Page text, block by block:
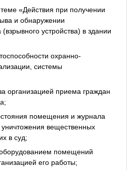
«Действия при получении
и обнаружении
устройства) в здании
охранно-
системы
организацией приема граждан
помещения и журнала
вещественных
в суд;
помещений
его работы;